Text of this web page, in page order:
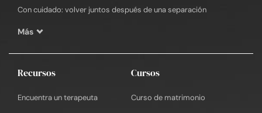
Con cuidado: volver juntos después de una separación
Más
Recursos
Encuentra un terapeuta
Cursos
Curso de matrimonio